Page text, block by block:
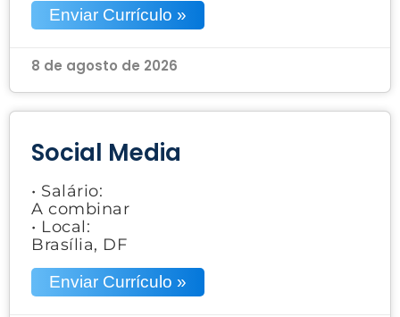
Enviar Currículo »
8 de agosto de 2026
Social Media
• Salário:
A combinar
• Local:
Brasília, DF
Enviar Currículo »